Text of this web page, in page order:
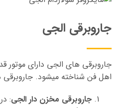
جاروبرقی الجی
جاروبرقی های الجی دارای موتور
اهل فن شناخته میشود. جاروبرقی
جاروبرقی مخزن دار الجی: